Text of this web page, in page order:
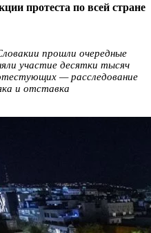
протеста по всей стране
прошли очередные
участие десятки тысяч
— расследование
и отставка